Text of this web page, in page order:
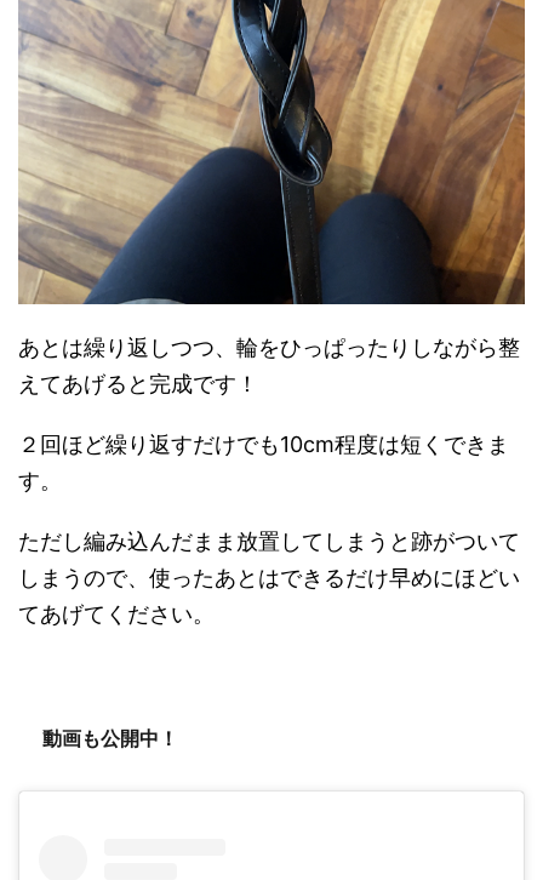
あとは繰り返しつつ、輪をひっぱったりしながら整
えてあげると完成です！
２回ほど繰り返すだけでも10cm程度は短くできま
す。
ただし編み込んだまま放置してしまうと跡がついて
しまうので、使ったあとはできるだけ早めにほどい
てあげてください。
動画も公開中！